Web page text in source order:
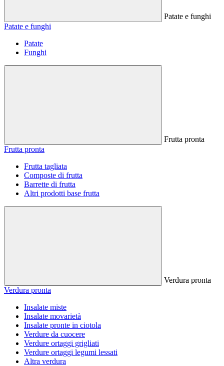
Patate e funghi
Patate e funghi
Patate
Funghi
Frutta pronta
Frutta pronta
Frutta tagliata
Composte di frutta
Barrette di frutta
Altri prodotti base frutta
Verdura pronta
Verdura pronta
Insalate miste
Insalate movarietà
Insalate pronte in ciotola
Verdure da cuocere
Verdure ortaggi grigliati
Verdure ortaggi legumi lessati
Altra verdura